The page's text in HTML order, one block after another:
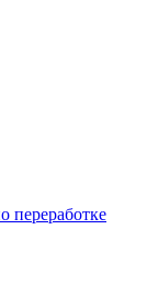
переработке